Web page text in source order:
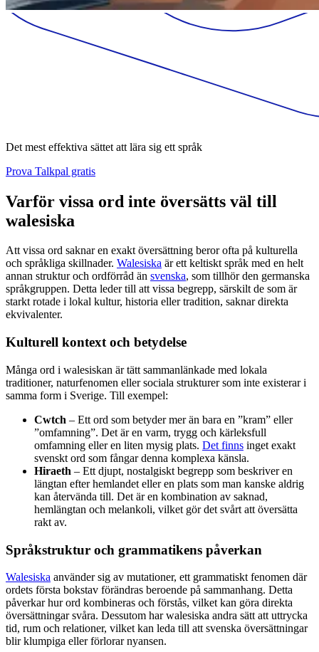
Det mest effektiva sättet att lära sig ett språk
Prova Talkpal gratis
Varför vissa ord inte översätts väl till
walesiska
Att vissa ord saknar en exakt översättning beror ofta på kulturella
och språkliga skillnader. Walesiska är ett keltiskt språk med en helt
annan struktur och ordförråd än svenska, som tillhör den germanska
språkgruppen. Detta leder till att vissa begrepp, särskilt de som är
starkt rotade i lokal kultur, historia eller tradition, saknar direkta
ekvivalenter.
Kulturell kontext och betydelse
Många ord i walesiskan är tätt sammanlänkade med lokala
traditioner, naturfenomen eller sociala strukturer som inte existerar i
samma form i Sverige. Till exempel:
Cwtch – Ett ord som betyder mer än bara en ”kram” eller
”omfamning”. Det är en varm, trygg och kärleksfull
omfamning eller en liten mysig plats. Det finns inget exakt
svenskt ord som fångar denna komplexa känsla.
Hiraeth – Ett djupt, nostalgiskt begrepp som beskriver en
längtan efter hemlandet eller en plats som man kanske aldrig
kan återvända till. Det är en kombination av saknad,
hemlängtan och melankoli, vilket gör det svårt att översätta
rakt av.
Språkstruktur och grammatikens påverkan
Walesiska använder sig av mutationer, ett grammatiskt fenomen där
ordets första bokstav förändras beroende på sammanhang. Detta
påverkar hur ord kombineras och förstås, vilket kan göra direkta
översättningar svåra. Dessutom har walesiska andra sätt att uttrycka
tid, rum och relationer, vilket kan leda till att svenska översättningar
blir klumpiga eller förlorar nyansen.